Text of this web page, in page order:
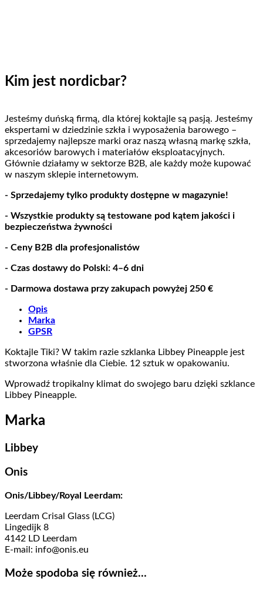
Kim jest nordicbar?
Jesteśmy duńską firmą, dla której koktajle są pasją. Jesteśmy
ekspertami w dziedzinie szkła i wyposażenia barowego –
sprzedajemy najlepsze marki oraz naszą własną markę szkła,
akcesoriów barowych i materiałów eksploatacyjnych.
Głównie działamy w sektorze B2B, ale każdy może kupować
w naszym sklepie internetowym.
- Sprzedajemy tylko produkty dostępne w magazynie!
- Wszystkie produkty są testowane pod kątem jakości i
bezpieczeństwa żywności
- Ceny B2B dla profesjonalistów
- Czas dostawy do Polski: 4–6 dni
- Darmowa dostawa przy zakupach powyżej 250 €
Opis
Marka
GPSR
Koktajle Tiki? W takim razie szklanka Libbey Pineapple jest
stworzona właśnie dla Ciebie. 12 sztuk w opakowaniu.
Wprowadź tropikalny klimat do swojego baru dzięki szklance
Libbey Pineapple.
Marka
Libbey
Onis
Onis/Libbey/Royal Leerdam:
Leerdam Crisal Glass (LCG)
Lingedijk 8
4142 LD Leerdam
E-mail: info@onis.eu
Może spodoba się również…